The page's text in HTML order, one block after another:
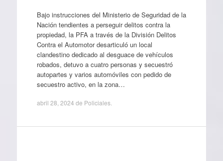
Bajo instrucciones del Ministerio de Seguridad de la
Nación tendientes a perseguir delitos contra la
propiedad, la PFA a través de la División Delitos
Contra el Automotor desarticuló un local
clandestino dedicado al desguace de vehículos
robados, detuvo a cuatro personas y secuestró
autopartes y varios automóviles con pedido de
secuestro activo, en la zona…
abril 28, 2024 de Policiales.